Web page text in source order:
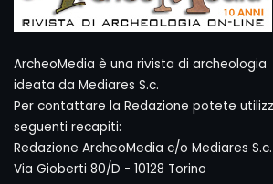
ArcheoMedia è una rivista di archeologia
ideata da Mediares S.c.
Per contattare la Redazione potete
seguenti recapiti:
Redazione ArcheoMedia c/o Mediares S.c.
Via Gioberti 80/D - 10128 Torino